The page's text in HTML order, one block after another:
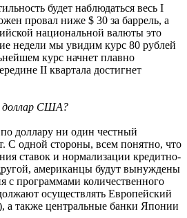
будет наблюдаться весь I
провал ниже $ 30 за баррель, а
национальной валюты это
недели мы увидим курс 80 рублей
курс начнет плавно
II квартала достигнет
доллар США?
доллару ни один честный
С одной стороны, всем понятно, что
ставок и нормализации кредитно-
американцы будут вынуждены
с программами количественного
осуществлять Европейский
а также центральные банки Японии